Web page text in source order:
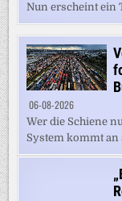
Nun erscheint ein
06-08-2026
Wer die Schiene
System kommt an